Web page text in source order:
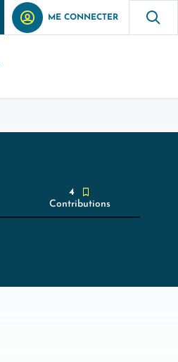
ME CONNECTER
4
Contributions